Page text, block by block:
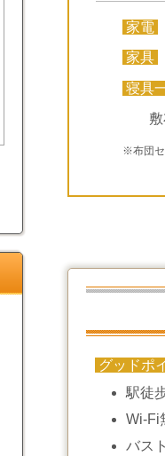
家電
家具
寝具
※布団セ
グッドポ
駅徒
Wi-Fi
バス